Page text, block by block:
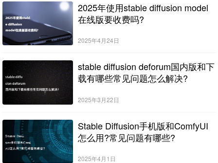
2025年使用stable diffusion model
在线版要收费吗?
2025年4月24日
stable diffusion deforum国内版和下
载有哪些常见问题怎么解决?
2025年3月22日
Stable Diffusion手机版和ComfyUI
怎么用?常见问题有哪些?
2025年4月1日